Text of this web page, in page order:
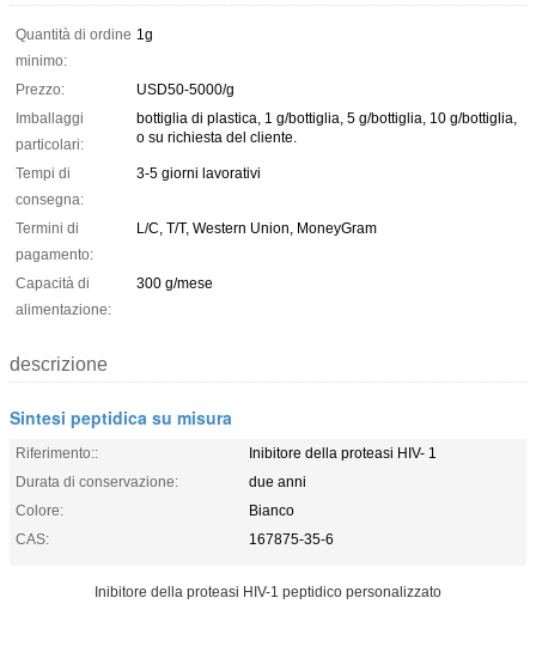
Quantità di ordine
minimo:
1g
Prezzo:
USD50-5000/g
Imballaggi
particolari:
bottiglia di plastica, 1 g/bottiglia, 5 g/bottiglia, 10 g/bottiglia,
o su richiesta del cliente.
Tempi di
consegna:
3-5 giorni lavorativi
Termini di
pagamento:
L/C, T/T, Western Union, MoneyGram
Capacità di
alimentazione:
300 g/mese
descrizione
Sintesi peptidica su misura
Riferimento::
Inibitore della proteasi HIV- 1
Durata di conservazione:
due anni
Colore:
Bianco
CAS:
167875-35-6
Inibitore della proteasi HIV-1 peptidico personalizzato